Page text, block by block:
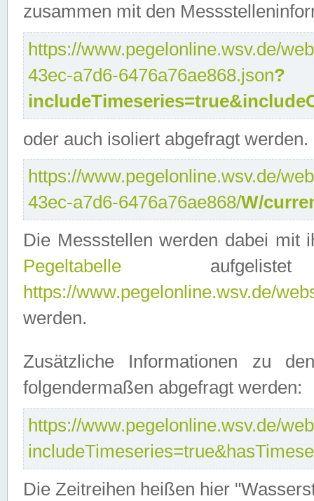
zusammen mit den
https://www.pegelonline.wsv.de/
43ec-a7d6-6476a76ae868.json?
oder auch isoliert abgefragt werden.
https://www.pegelonline.wsv.de/
43ec-a7d6-6476a76ae868/W/
Die Messstellen werden dabei mit
Pegeltabelle
https://www.pegelonline.wsv.de/
werden.
Zusätzliche Informationen zu
folgendermaßen abgefragt werden:
https://www.pegelonline.wsv.de/
Die Zeitreihen heißen hier